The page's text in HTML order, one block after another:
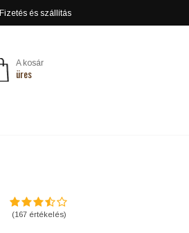
Fizetés és szállítás
A kosár
üres
(167értékelés)